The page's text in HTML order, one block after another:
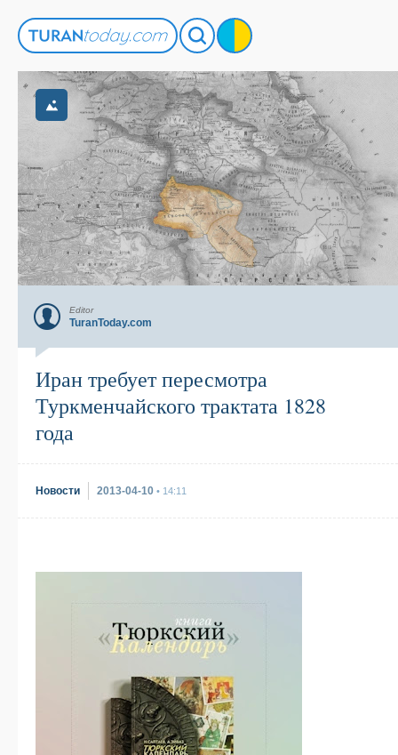
Editor
TuranToday.com
Иран требует пересмотра
Туркменчайского трактата 1828
года
Новости 2013-04-10 • 14:11